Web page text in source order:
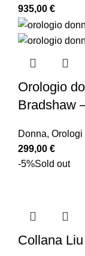
935,00 €
Orologio
Bradshaw
Donna, Orologi
299,00 €
-5%Sold out
Collana